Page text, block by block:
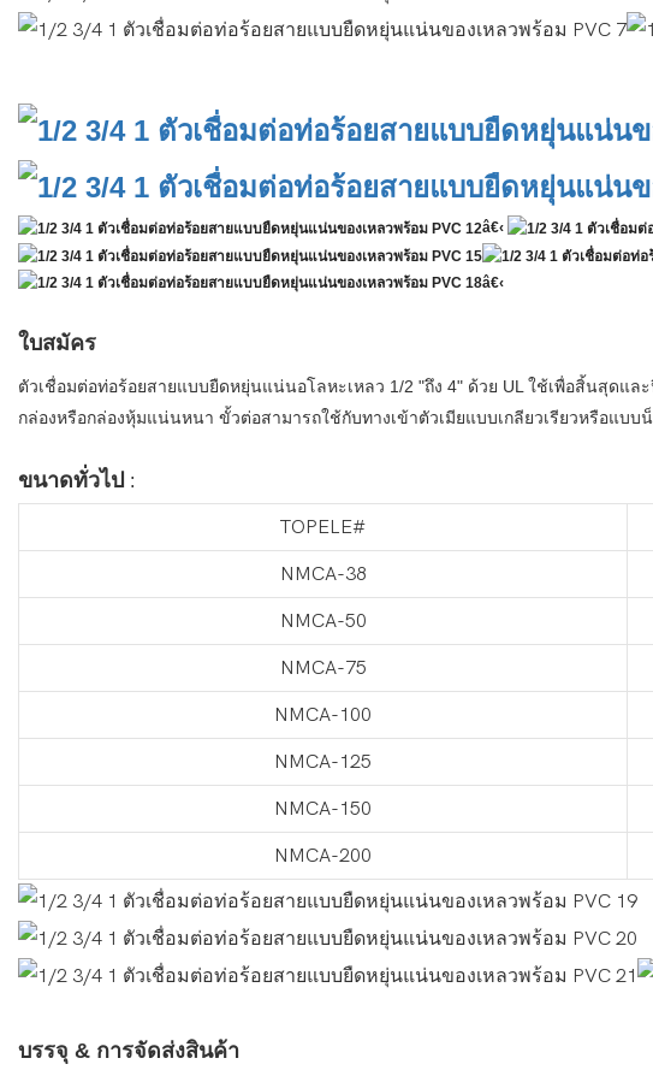
â€‹
â€‹
ใบสมัคร
ตัวเชื่อมต่อท่อร้อยสายแบบยืดหยุ่นแน่นอโลหะเหลว 1/2 "ถึง 4" ด้วย UL ใช้เพื่อสิ้นสุด
กล่องหรือกล่องหุ้มแน่นหนา ขั้วต่อสามารถใช้กับทางเข้าตัวเมียแบบเกลียวเรียวหรือแบ
ขนาดทั่วไป :
TOPELE#
NMCA-38
NMCA-50
NMCA-75
NMCA-100
NMCA-125
NMCA-150
NMCA-200
บรรจุ & การจัดส่งสินค้า